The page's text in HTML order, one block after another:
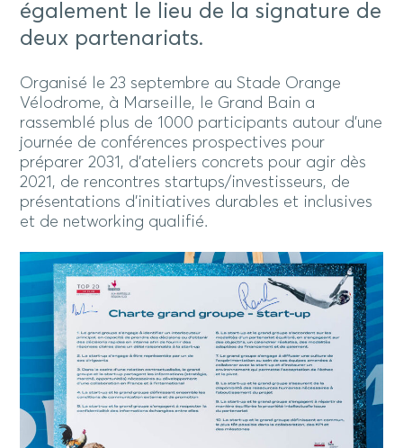
également le lieu de la signature de
deux partenariats.
Organisé le 23 septembre au Stade Orange
Vélodrome, à Marseille, le Grand Bain a
rassemblé plus de 1000 participants autour d’une
journée de conférences prospectives pour
préparer 2031, d’ateliers concrets pour agir dès
2021, de rencontres startups/investisseurs, de
présentations d’initiatives durables et inclusives
et de networking qualifié.